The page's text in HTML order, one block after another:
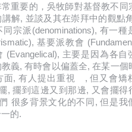
重要的，吳牧師對基督教不同
解, 並談及其在崇拜中的觀點
宗派(denominations), 有一種
基要派教會
(Evangelical), 主要是因為各自
義, 有時會以偏蓋全, 在某一個
面, 有人提出重視 , 但又會矯
, 擺到這邊又到那邊, 又會擺得
很多背景文化的不同, 但是我
的.